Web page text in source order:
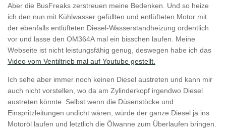
Aber die BusFreaks zerstreuen meine Bedenken. Und so heize
ich den nun mit Kühlwasser gefüllten und entlüfteten Motor mit
der ebenfalls entlüfteten Diesel-Wasserstandheizung ordentlich
vor und lasse den OM364A mal ein bisschen laufen. Meine
Webseite ist nicht leistungsfähig genug, deswegen habe ich das
Video vom Ventiltrieb mal auf Youtube gestellt.
Ich sehe aber immer noch keinen Diesel austreten und kann mir
auch nicht vorstellen, wo da am Zylinderkopf irgendwo Diesel
austreten könnte. Selbst wenn die Düsenstöcke und
Einspritzleitungen undicht wären, würde der ganze Diesel ja ins
Motoröl laufen und letztlich die Ölwanne zum Überlaufen bringen.